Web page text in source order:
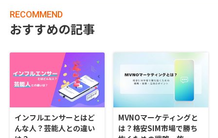
RECOMMEND
おすすめの記事
インフルエンサーとはど
んな人？芸能人との違い
MVNOマーケティングと
は？格安SIM市場で勝ち